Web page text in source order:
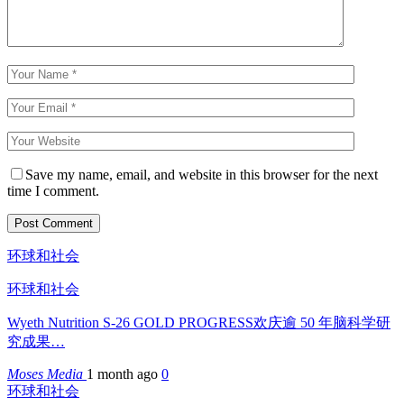
Save my name, email, and website in this browser for the next
time I comment.
环球和社会
环球和社会
Wyeth Nutrition S-26 GOLD PROGRESS欢庆逾 50 年脑科学研
究成果…
Moses Media 1 month ago 0
环球和社会